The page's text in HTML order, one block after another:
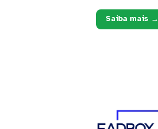
Saiba mais →